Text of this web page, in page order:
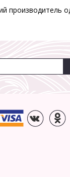
производитель